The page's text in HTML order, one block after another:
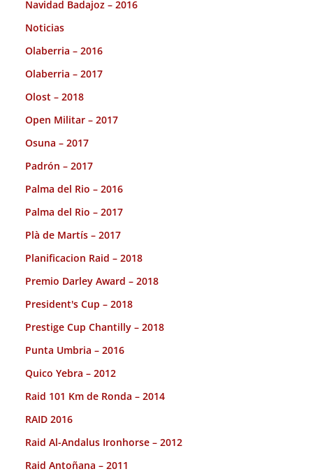
Navidad Badajoz – 2016
Noticias
Olaberria – 2016
Olaberria – 2017
Olost – 2018
Open Militar – 2017
Osuna – 2017
Padrón – 2017
Palma del Rio – 2016
Palma del Rio – 2017
Plà de Martís – 2017
Planificacion Raid – 2018
Premio Darley Award – 2018
President's Cup – 2018
Prestige Cup Chantilly – 2018
Punta Umbria – 2016
Quico Yebra – 2012
Raid 101 Km de Ronda – 2014
RAID 2016
Raid Al-Andalus Ironhorse – 2012
Raid Antoñana – 2011